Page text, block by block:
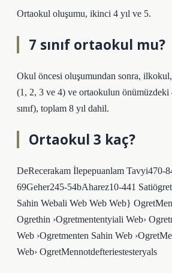
Ortaokul oluşumu, ikinci 4 yıl ve 5.
7 sınıf ortaokul mu?
Okul öncesi oluşumundan sonra,
(1, 2, 3 ve 4) ve ortaokulun önümüzdeki
sınıf), toplam 8 yıl dahil.
Ortaokul 3 kaç?
DeRecerakam İlepepuanlam Tavyi470-
69Geher245-54bAharez10-441
Sahin Webali Web Web Web}
Ogrethin ›Ogretmententyiali Web›
Web ›Ogretmenten Sahin Web
Web› OgretMennotdefteriestesteryals